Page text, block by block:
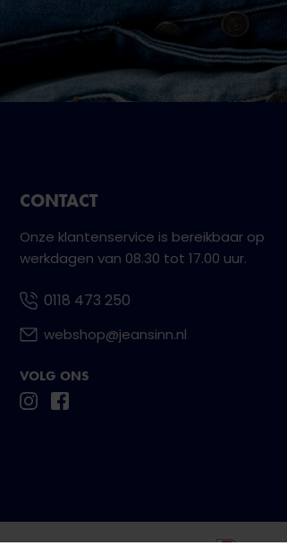
CONTACT
Onze klantenservice is bereikbaar op
werkdagen van 08.30 tot 17.00 uur.
0118 473 250
webshop@jeansinn.nl
VOLG ONS
Betaal eenvoudig en veilig met